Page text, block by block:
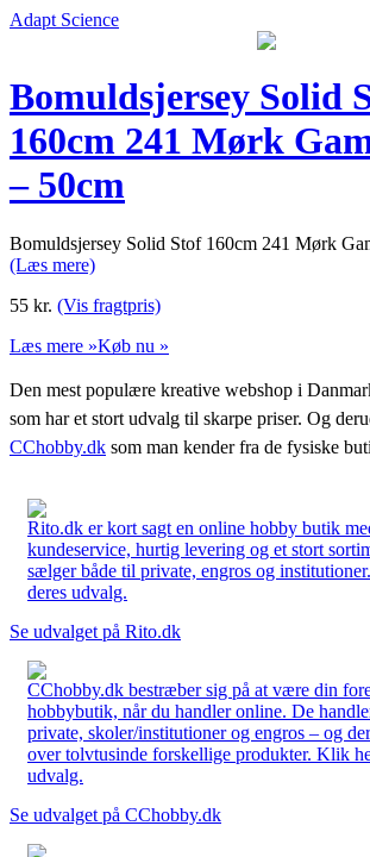
Adapt Science
Bomuldsjersey Solid
160cm 241 Mørk
– 50cm
Bomuldsjersey Solid Stof 160cm 241 Mørk
(Læs mere)
55 kr. (Vis fragtpris)
Læs mere »Køb nu »
Den mest populære kreative webshop i
som har et stort udvalg til skarpe priser. Og
CChobby.dk som man kender fra de fysiske
Rito.dk er kort sagt en online hobby butik
kundeservice, hurtig levering og et stort
sælger både til private, engros og
deres udvalg.
Se udvalget på Rito.dk
CChobby.dk bestræber sig på at være din
hobbybutik, når du handler online. De
private, skoler/institutioner og engros – og
over tolvtusinde forskellige produkter. Klik
udvalg.
Se udvalget på CChobby.dk